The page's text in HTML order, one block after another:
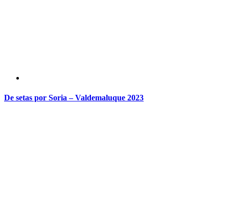
De setas por Soria – Valdemaluque 2023